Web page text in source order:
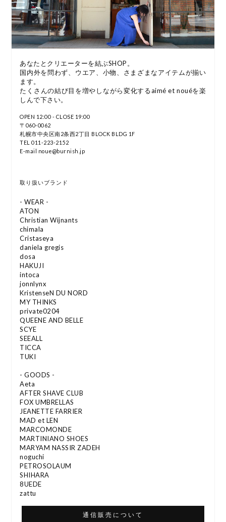
あなたとクリエーターを結ぶSHOP。
国内外を問わず、ウエア、小物、さまざまなアイテムが揃い
ます。
たくさんの結び目を増やしながら変化するaimé et nouéを楽
しんで下さい。
OPEN 12:00 - CLOSE 19:00
〒060-0062
札幌市中央区南2条西2丁目 BLOCK BLDG 1F
TEL 011-223-2152
E-mail noue@burnish.jp
取り扱いブランド
- WEAR -
ATON
Christian Wijnants
chimala
Cristaseya
daniela gregis
dosa
HAKUJI
intoca
jonnlynx
KristenseN DU NORD
MY THINKS
private0204
QUEENE AND BELLE
SCYE
SEEALL
TICCA
TUKI
- GOODS -
Aeta
AFTER SHAVE CLUB
FOX UMBRELLAS
JEANETTE FARRIER
MAD et LEN
MARCOMONDE
MARTINIANO SHOES
MARYAM NASSIR ZADEH
noguchi
PETROSOLAUM
SHIHARA
8UEDE
zattu
通信販売について